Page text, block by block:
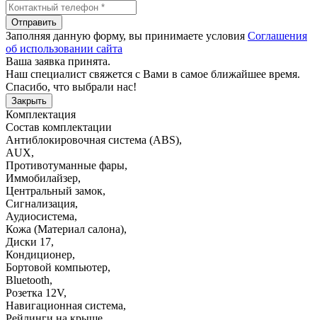
Отправить
Заполняя данную форму, вы принимаете условия Соглашения
об использовании сайта
Ваша заявка принята.
Наш специалист свяжется с Вами в самое ближайшее время.
Спасибо, что выбрали нас!
Закрыть
Комплектация
Состав комплектации
Антиблокировочная система (ABS),
AUX,
Противотуманные фары,
Иммобилайзер,
Центральный замок,
Сигнализация,
Аудиосистема,
Кожа (Материал салона),
Диски 17,
Кондиционер,
Бортовой компьютер,
Bluetooth,
Розетка 12V,
Навигационная система,